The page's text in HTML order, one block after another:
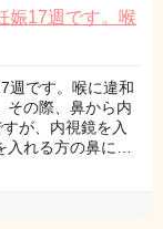
娠17週です。喉
週です。喉に違和
その際、鼻から内
が、内視鏡を入
入れる方の鼻に…